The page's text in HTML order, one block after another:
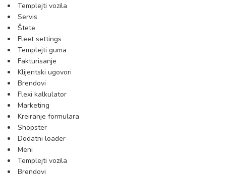
Templejti vozila
Servis
Štete
Fleet settings
Templejti guma
Fakturisanje
Klijentski ugovori
Brendovi
Flexi kalkulator
Marketing
Kreiranje formulara
Shopster
Dodatni loader
Meni
Templejti vozila
Brendovi